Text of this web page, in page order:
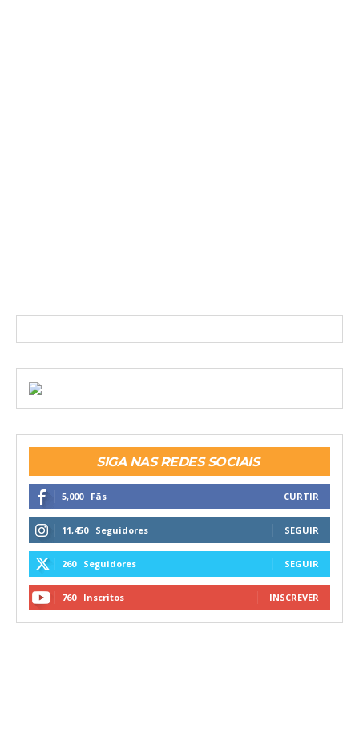
SIGA NAS REDES SOCIAIS
5,000 Fãs CURTIR
11,450 Seguidores SEGUIR
260 Seguidores SEGUIR
760 Inscritos INSCREVER